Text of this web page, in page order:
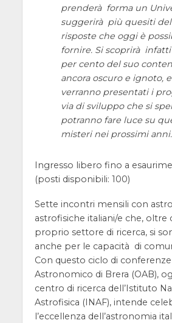
prenderà forma un
suggerirà più quesiti
risposte che oggi è
fornire. Si scoprirà infatti
per cento del suo
ancora oscuro e ignoto, e
verranno presentati i
via di sviluppo che si
potranno fare luce su
misteri nei prossimi anni.
Ingresso libero fino a
(posti disponibili: 100)
Sette incontri mensili con
astrofisiche italiani/e che, oltre
proprio settore di ricerca, si
anche per le capacità di
Con questo ciclo di conferenze
Astronomico di Brera (OAB),
centro di ricerca dell’Istituto
Astrofisica (INAF), intende
l’eccellenza dell’astronomia